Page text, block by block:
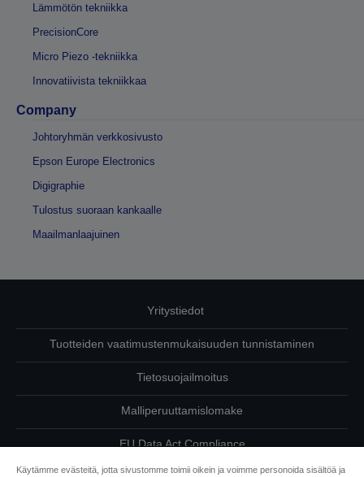
Lämmötön tekniikka
PrecisionCore
Micro Piezo -tekniikka
Innovatiivista tekniikkaa
Company
Johtoryhmän verkkosivusto
Epson Europe Electronics
Digigraphie
Tulostus suoraan kankaalle
Maailmanlaajuinen
Yritystiedot
Tuotteiden vaatimustenmukaisuuden tunnistaminen
Tietosuojailmoitus
Malliperuuttamislomake
EU Data Act Compliance
Käytämme evästeitä, jotta sivustomme toimii oikein ja voimme personoida sisältöä ja